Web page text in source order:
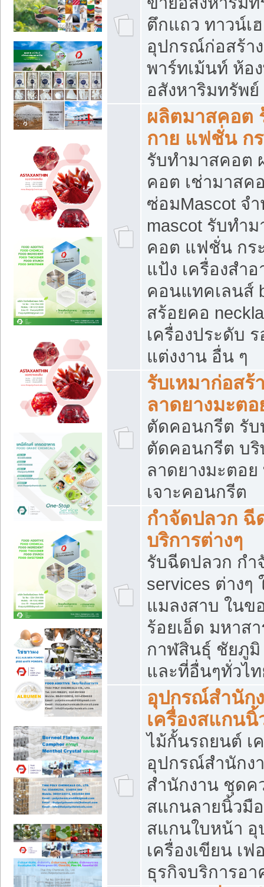
ตึกแถว ทาวน์เ
อุปกรณ์ก่อสร้า
พาร์ทเม้นท์ ห้อ
อสังหาริมทรัพ
ผลิตมาสคอต
กาย แฟชั่น กร
รับทำมาสคอต
คอต เช่ามาสค
ซ่อมMascot จ
mascot รับทำ
คอต แฟชั่น กระ
แป้ง เครื่องสำ
คอนแทคเลนส์
สร้อยคอ
เครื่องประดับ ร
แต่งงาน อื่น ๆ
รับเหมาก่อส
ลาดยางมะต
ตัดคอนกรีต รับ
ตัดคอนกรีต บริ
ลาดยางมะตอ
เจาะคอนกรีต
กำจัดปลวก ฉี
บริการต่างๆ
รับฉีดปลวก กำ
services ต่าง
แมลงสาบ ใน
ร้อยเอ็ด มหาส
กาฬสินธุ์ ชัยภู
และที่อื่นๆทั่วไ
อุปกรณ์สำนัก
เครื่องสแกนนิ้
ไม้กั้นรถยนต์ เ
อุปกรณ์สำนักง
สำนักงาน ชุดค
สแกนลายนิ้วมื
สแกนใบหน้า
เครื่องเขียน เ
ธุรกิจบริการอ